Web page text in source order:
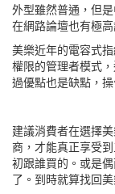
外型雖然普通，但
在網路論壇也有極高
美樂近年的電容式
權限的管理者模式
過優點也是缺點，
建議消費者在選擇
商，才能真正享受
初跟誰買的。或是
了。到時就算找回